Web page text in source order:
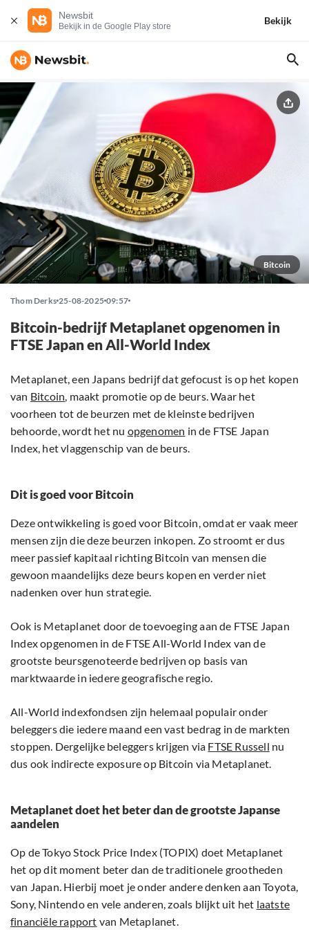
Newsbit
Bekijk in de Google Play store
Bekijk
Bitcoin
Thom Derks 25-08-2025 09:57
Bitcoin-bedrijf Metaplanet opgenomen in
FTSE Japan en All-World Index
Metaplanet, een Japans bedrijf dat gefocust is op het kopen
van Bitcoin, maakt promotie op de beurs. Waar het
voorheen tot de beurzen met de kleinste bedrijven
behoorde, wordt het nu opgenomen in de FTSE Japan
Index, het vlaggenschip van de beurs.
Dit is goed voor Bitcoin
Deze ontwikkeling is goed voor Bitcoin, omdat er vaak meer
mensen zijn die deze beurzen inkopen. Zo stroomt er dus
meer passief kapitaal richting Bitcoin van mensen die
gewoon maandelijks deze beurs kopen en verder niet
nadenken over hun strategie.
Ook is Metaplanet door de toevoeging aan de FTSE Japan
Index opgenomen in de FTSE All-World Index van de
grootste beursgenoteerde bedrijven op basis van
marktwaarde in iedere geografische regio.
All-World indexfondsen zijn helemaal populair onder
beleggers die iedere maand een vast bedrag in de markten
stoppen. Dergelijke beleggers krijgen via FTSE Russell nu
dus ook indirecte exposure op Bitcoin via Metaplanet.
Metaplanet doet het beter dan de grootste Japanse
aandelen
Op de Tokyo Stock Price Index (TOPIX) doet Metaplanet
het op dit moment beter dan de traditionele grootheden
van Japan. Hierbij moet je onder andere denken aan Toyota,
Sony, Nintendo en vele anderen, zoals blijkt uit het laatste
financiële rapport van Metaplanet.